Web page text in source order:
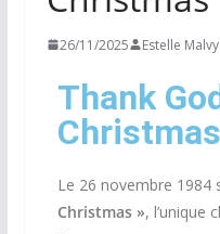
26/11/2025 Estelle Malvy
Thank
Christmas
Le 26 novembre 1984
Christmas », l’unique